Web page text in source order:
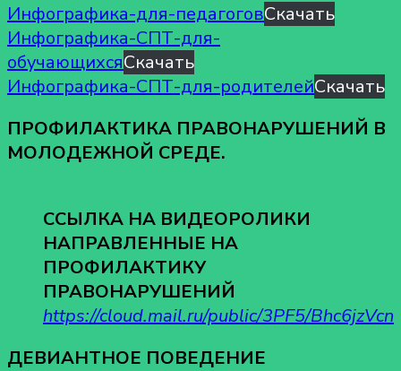
Инфографика-для-педагоговСкачать
Инфографика-СПТ-для-
обучающихсяСкачать
Инфографика-СПТ-для-родителейСкачать
ПРОФИЛАКТИКА ПРАВОНАРУШЕНИЙ В
МОЛОДЕЖНОЙ СРЕДЕ.
ССЫЛКА НА ВИДЕОРОЛИКИ
НАПРАВЛЕННЫЕ НА
ПРОФИЛАКТИКУ
ПРАВОНАРУШЕНИЙ
https://cloud.mail.ru/public/3PF5/Bhc6jzVcn
ДЕВИАНТНОЕ ПОВЕДЕНИЕ